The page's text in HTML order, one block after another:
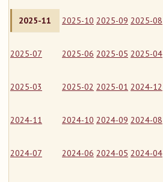
2025-11 2025-10 2025-09 2025-08
2025-07 2025-06 2025-05 2025-04
2025-03 2025-02 2025-01 2024-12
2024-11 2024-10 2024-09 2024-08
2024-07 2024-06 2024-05 2024-04